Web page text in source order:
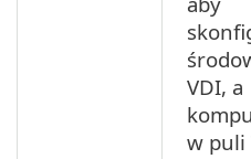
VDI, a
w puli